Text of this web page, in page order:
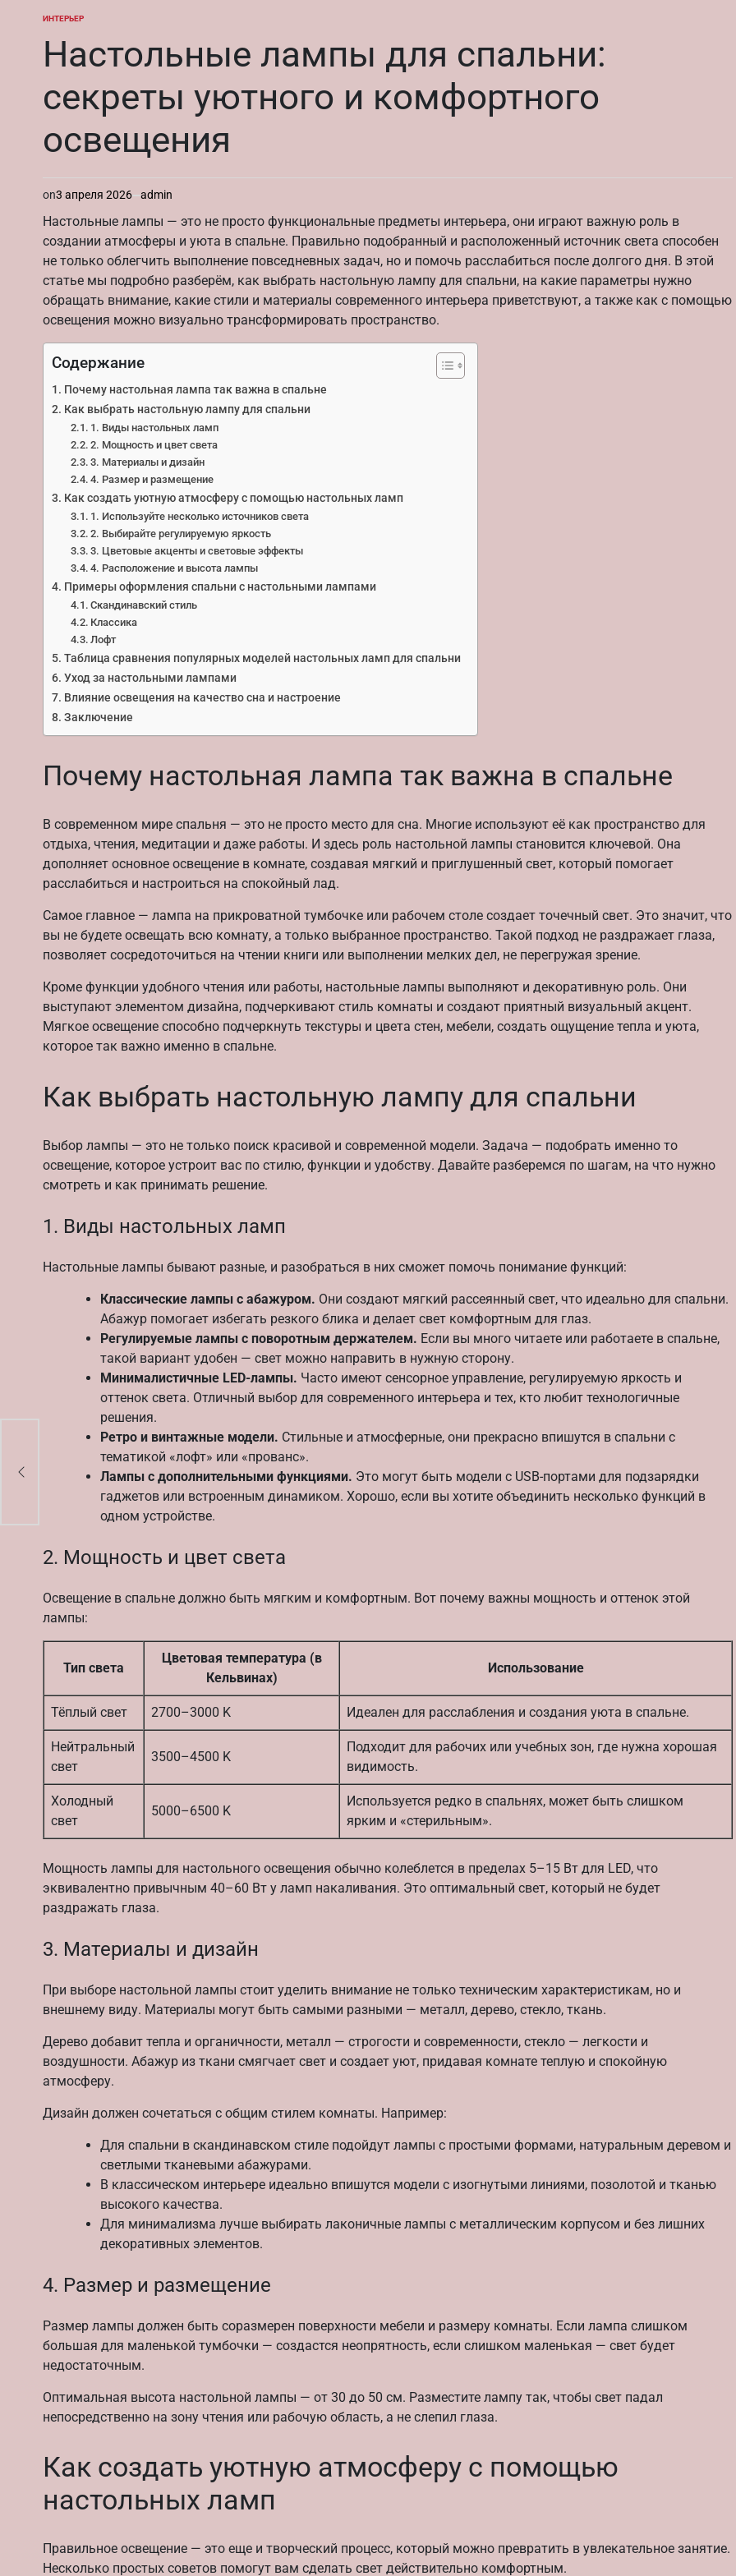
ОПУБЛИКОВАНО
ИНТЕРЬЕР
Настольные лампы для спальни:
секреты уютного и комфортного
освещения
on3 апреля 2026 admin
Настольные лампы — это не просто функциональные предметы интерьера, они играют важную роль в
создании атмосферы и уюта в спальне. Правильно подобранный и расположенный источник света способен
не только облегчить выполнение повседневных задач, но и помочь расслабиться после долгого дня. В этой
статье мы подробно разберём, как выбрать настольную лампу для спальни, на какие параметры нужно
обращать внимание, какие стили и материалы современного интерьера приветствуют, а также как с помощью
освещения можно визуально трансформировать пространство.
Содержание
Почему настольная лампа так важна в спальне
Как выбрать настольную лампу для спальни
1. Виды настольных ламп
2. Мощность и цвет света
3. Материалы и дизайн
4. Размер и размещение
Как создать уютную атмосферу с помощью настольных ламп
1. Используйте несколько источников света
2. Выбирайте регулируемую яркость
3. Цветовые акценты и световые эффекты
4. Расположение и высота лампы
Примеры оформления спальни с настольными лампами
Скандинавский стиль
Классика
Лофт
Таблица сравнения популярных моделей настольных ламп для спальни
Уход за настольными лампами
Влияние освещения на качество сна и настроение
Заключение
Почему настольная лампа так важна в спальне
В современном мире спальня — это не просто место для сна. Многие используют её как пространство для
отдыха, чтения, медитации и даже работы. И здесь роль настольной лампы становится ключевой. Она
дополняет основное освещение в комнате, создавая мягкий и приглушенный свет, который помогает
расслабиться и настроиться на спокойный лад.
Самое главное — лампа на прикроватной тумбочке или рабочем столе создает точечный свет. Это значит, что
вы не будете освещать всю комнату, а только выбранное пространство. Такой подход не раздражает глаза,
позволяет сосредоточиться на чтении книги или выполнении мелких дел, не перегружая зрение.
Кроме функции удобного чтения или работы, настольные лампы выполняют и декоративную роль. Они
выступают элементом дизайна, подчеркивают стиль комнаты и создают приятный визуальный акцент.
Мягкое освещение способно подчеркнуть текстуры и цвета стен, мебели, создать ощущение тепла и уюта,
которое так важно именно в спальне.
Как выбрать настольную лампу для спальни
Выбор лампы — это не только поиск красивой и современной модели. Задача — подобрать именно то
освещение, которое устроит вас по стилю, функции и удобству. Давайте разберемся по шагам, на что нужно
смотреть и как принимать решение.
1. Виды настольных ламп
Настольные лампы бывают разные, и разобраться в них сможет помочь понимание функций:
Классические лампы с абажуром. Они создают мягкий рассеянный свет, что идеально для спальни.
Абажур помогает избегать резкого блика и делает свет комфортным для глаз.
Регулируемые лампы с поворотным держателем. Если вы много читаете или работаете в спальне,
такой вариант удобен — свет можно направить в нужную сторону.
Минималистичные LED-лампы. Часто имеют сенсорное управление, регулируемую яркость и
оттенок света. Отличный выбор для современного интерьера и тех, кто любит технологичные
решения.
Ретро и винтажные модели. Стильные и атмосферные, они прекрасно впишутся в спальни с
тематикой «лофт» или «прованс».
Лампы с дополнительными функциями. Это могут быть модели с USB-портами для подзарядки
гаджетов или встроенным динамиком. Хорошо, если вы хотите объединить несколько функций в
одном устройстве.
2. Мощность и цвет света
Освещение в спальне должно быть мягким и комфортным. Вот почему важны мощность и оттенок этой
лампы:
Тип света
Цветовая температура (в
Кельвинах)
Использование
Тёплый свет 2700–3000 K Идеален для расслабления и создания уюта в спальне.
Нейтральный
свет
3500–4500 K
Подходит для рабочих или учебных зон, где нужна хорошая
видимость.
Холодный
свет
5000–6500 K
Используется редко в спальнях, может быть слишком
ярким и «стерильным».
Мощность лампы для настольного освещения обычно колеблется в пределах 5–15 Вт для LED, что
эквивалентно привычным 40–60 Вт у ламп накаливания. Это оптимальный свет, который не будет
раздражать глаза.
3. Материалы и дизайн
При выборе настольной лампы стоит уделить внимание не только техническим характеристикам, но и
внешнему виду. Материалы могут быть самыми разными — металл, дерево, стекло, ткань.
Дерево добавит тепла и органичности, металл — строгости и современности, стекло — легкости и
воздушности. Абажур из ткани смягчает свет и создает уют, придавая комнате теплую и спокойную
атмосферу.
Дизайн должен сочетаться с общим стилем комнаты. Например:
Для спальни в скандинавском стиле подойдут лампы с простыми формами, натуральным деревом и
светлыми тканевыми абажурами.
В классическом интерьере идеально впишутся модели с изогнутыми линиями, позолотой и тканью
высокого качества.
Для минимализма лучше выбирать лаконичные лампы с металлическим корпусом и без лишних
декоративных элементов.
4. Размер и размещение
Размер лампы должен быть соразмерен поверхности мебели и размеру комнаты. Если лампа слишком
большая для маленькой тумбочки — создастся неопрятность, если слишком маленькая — свет будет
недостаточным.
Оптимальная высота настольной лампы — от 30 до 50 см. Разместите лампу так, чтобы свет падал
непосредственно на зону чтения или рабочую область, а не слепил глаза.
Как создать уютную атмосферу с помощью
настольных ламп
Правильное освещение — это еще и творческий процесс, который можно превратить в увлекательное занятие.
Несколько простых советов помогут вам сделать свет действительно комфортным.